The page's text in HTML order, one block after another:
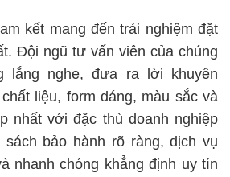
kết mang đến trải nghiệm đặt
Đội ngũ tư vấn viên của chúng
lắng nghe, đưa ra lời khuyên
liệu, form dáng, màu sắc và
nhất với đặc thù doanh nghiệp
bảo hành rõ ràng, dịch vụ
nhanh chóng khẳng định uy tín